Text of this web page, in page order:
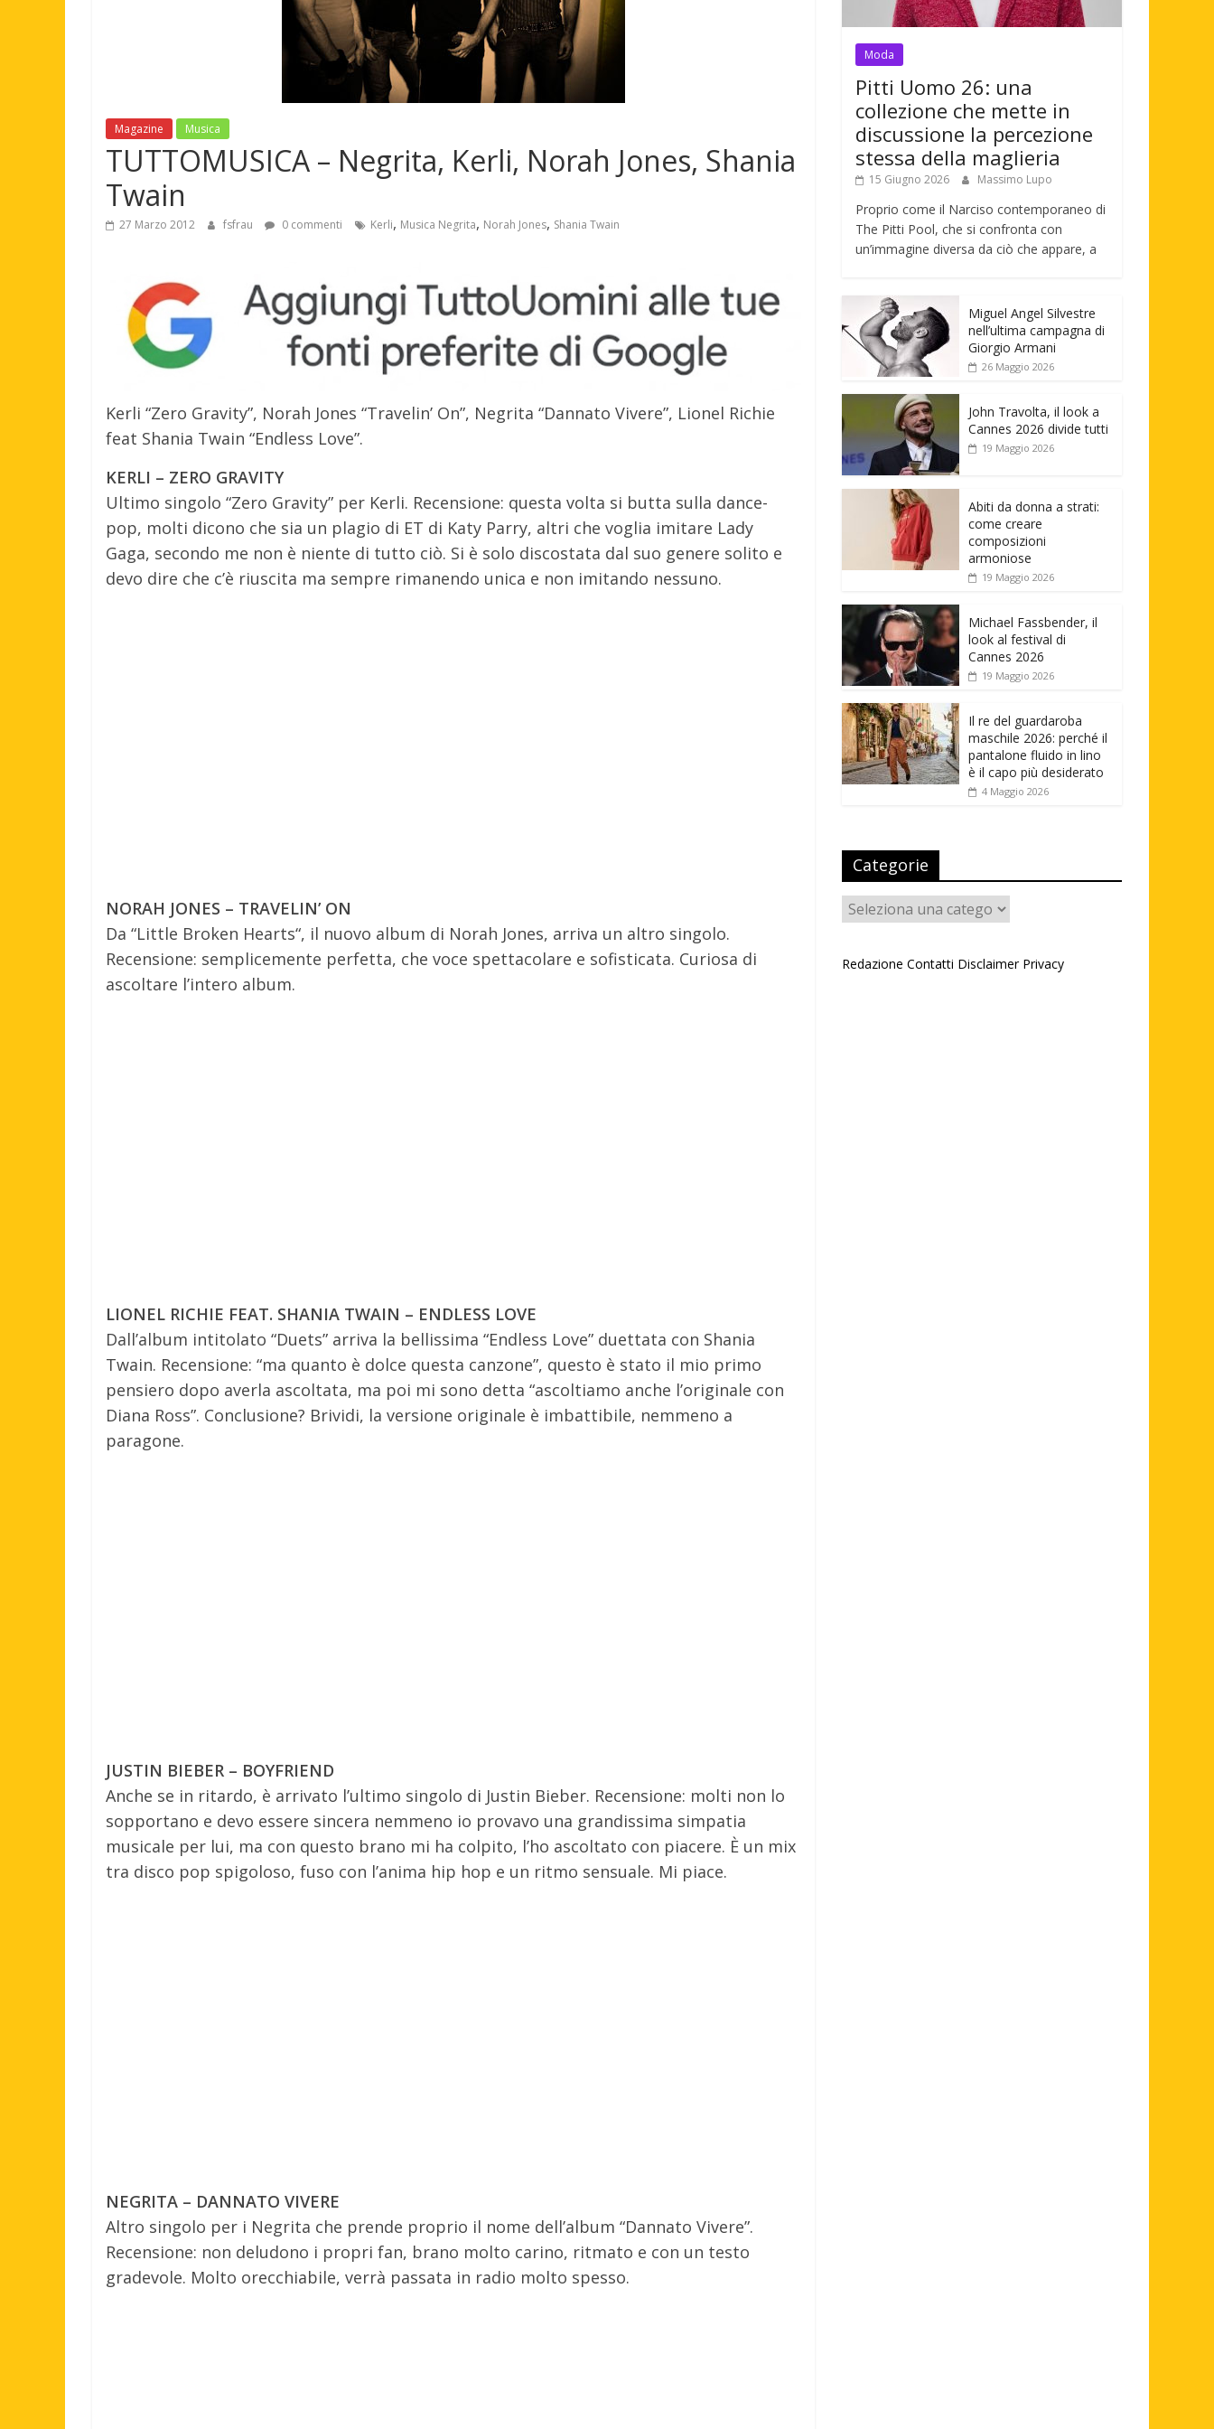
Magazine Musica
TUTTOMUSICA – Negrita, Kerli, Norah Jones, Shania
Twain
27 Marzo 2012 fsfrau 0 commenti Kerli, Musica Negrita, Norah Jones, Shania Twain
Kerli “Zero Gravity”, Norah Jones “Travelin’ On”, Negrita “Dannato Vivere”, Lionel Richie
feat Shania Twain “Endless Love”.
KERLI – ZERO GRAVITY
Ultimo singolo “Zero Gravity” per Kerli. Recensione: questa volta si butta sulla dance-
pop, molti dicono che sia un plagio di ET di Katy Parry, altri che voglia imitare Lady
Gaga, secondo me non è niente di tutto ciò. Si è solo discostata dal suo genere solito e
devo dire che c’è riuscita ma sempre rimanendo unica e non imitando nessuno.
NORAH JONES – TRAVELIN’ ON
Da “Little Broken Hearts“, il nuovo album di Norah Jones, arriva un altro singolo.
Recensione: semplicemente perfetta, che voce spettacolare e sofisticata. Curiosa di
ascoltare l’intero album.
LIONEL RICHIE FEAT. SHANIA TWAIN – ENDLESS LOVE
Dall’album intitolato “Duets” arriva la bellissima “Endless Love” duettata con Shania
Twain. Recensione: “ma quanto è dolce questa canzone”, questo è stato il mio primo
pensiero dopo averla ascoltata, ma poi mi sono detta “ascoltiamo anche l’originale con
Diana Ross”. Conclusione? Brividi, la versione originale è imbattibile, nemmeno a
paragone.
JUSTIN BIEBER – BOYFRIEND
Anche se in ritardo, è arrivato l’ultimo singolo di Justin Bieber. Recensione: molti non lo
sopportano e devo essere sincera nemmeno io provavo una grandissima simpatia
musicale per lui, ma con questo brano mi ha colpito, l’ho ascoltato con piacere. È un mix
tra disco pop spigoloso, fuso con l’anima hip hop e un ritmo sensuale. Mi piace.
NEGRITA – DANNATO VIVERE
Altro singolo per i Negrita che prende proprio il nome dell’album “Dannato Vivere”.
Recensione: non deludono i propri fan, brano molto carino, ritmato e con un testo
gradevole. Molto orecchiabile, verrà passata in radio molto spesso.
Moda
Pitti Uomo 26: una
collezione che mette in
discussione la percezione
stessa della maglieria
15 Giugno 2026 Massimo Lupo
Proprio come il Narciso contemporaneo di
The Pitti Pool, che si confronta con
un’immagine diversa da ciò che appare, a
Miguel Angel Silvestre
nell’ultima campagna di
Giorgio Armani
26 Maggio 2026
John Travolta, il look a
Cannes 2026 divide tutti
19 Maggio 2026
Abiti da donna a strati:
come creare
composizioni
armoniose
19 Maggio 2026
Michael Fassbender, il
look al festival di
Cannes 2026
19 Maggio 2026
Il re del guardaroba
maschile 2026: perché il
pantalone fluido in lino
è il capo più desiderato
4 Maggio 2026
Categorie
Categorie
Redazione Contatti Disclaimer Privacy